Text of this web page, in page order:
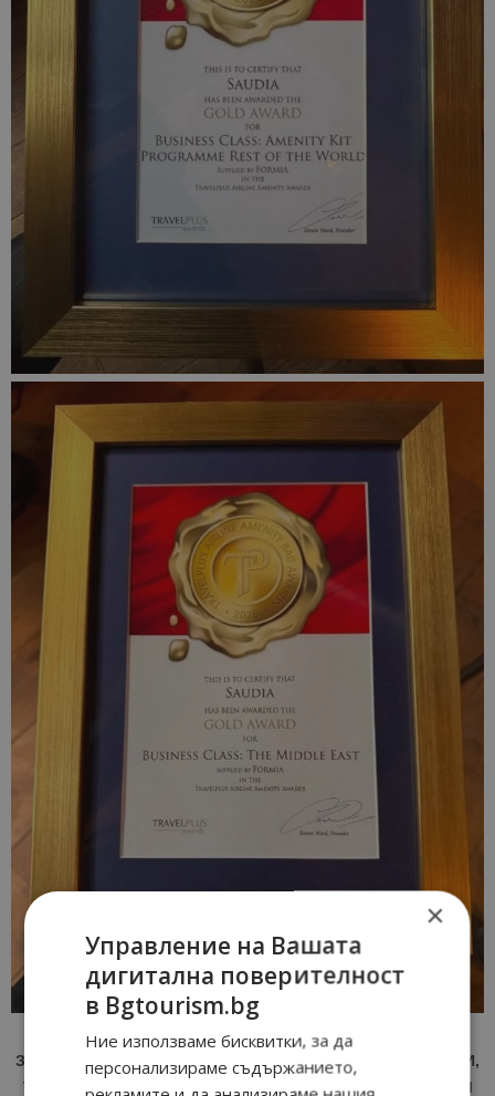
ЗА АКТУАЛНИ НОВИНИ И ПРОМОЦИИ НА АВИОКОМПАНИИ,
ТУРОПЕРАТОРИ И ХОТЕЛИЕРИ - ПРИСЪЕДИНЕТЕ СЕ КЪМ
×
Управление на Вашата
дигитална поверителност
в Bgtourism.bg
Ние използваме бисквитки, за да
персонализираме съдържанието,